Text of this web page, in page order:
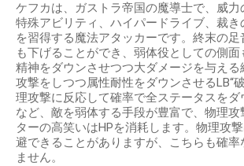
ケフカは、ガストラ帝国の魔導士で、威
特殊アビリティ、ハイパードライブ、裁
を習得する魔法アタッカーです。終末の
も下げることができ、弱体役としての側面
精神をダウンさせつつ大ダメージを与え
攻撃をしつつ属性耐性をダウンさせるLB“
理攻撃に反応して確率で全ステータスをダ
など、敵を弱体する手段が豊富で、物理
ターの高笑いはHPを消耗します。物理攻
避できることがありますが、こちらも確率
ません。